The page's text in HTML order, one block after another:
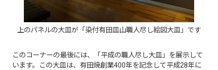
上のパネルの大皿が「染付有田皿山職人尽し絵図大皿」です
このコーナーの最後には、「平成の職人尽し大皿」を展示して
います。この大皿は、有田焼創業400年を記念して平成28年に